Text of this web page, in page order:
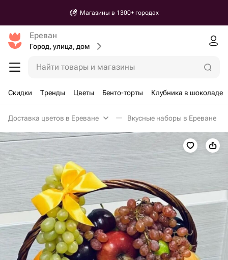
Магазины в 1300+ городах
Ереван
Город, улица, дом
Найти товары и магазины
Скидки Тренды Цветы Бенто-торты Клубника в шоколаде
Доставка цветов в Ереване Вкусные наборы в Ереване